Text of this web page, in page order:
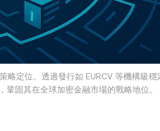
略定位。透過發行如 EURCV 等機構級穩
固其在全球加密金融市場的戰略地位。